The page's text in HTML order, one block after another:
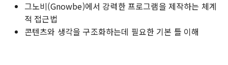
그노비(Gnowbe)에서 강력한 프로그램을 제작하는 체계
적 접근법
콘텐츠와 생각을 구조화하는데 필요한 기본 틀 이해